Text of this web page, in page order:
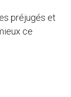
préjugés et
ce